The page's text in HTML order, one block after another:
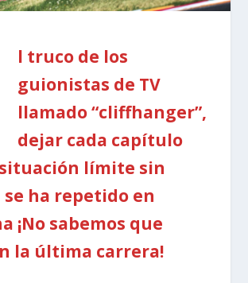
l truco de los
guionistas de TV
llamado “cliffhanger”,
dejar cada capítulo
límite sin
ha repetido en
¡No sabemos que
la última carrera!